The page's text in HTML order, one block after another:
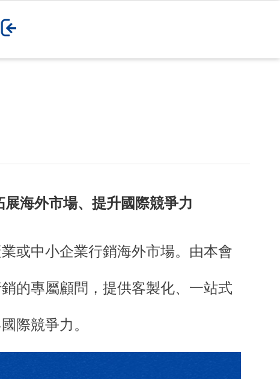
海外市場、提升國際競爭力
或中小企業行銷海外市場。由本會
的專屬顧問，提供客製化、一站式
際競爭力。